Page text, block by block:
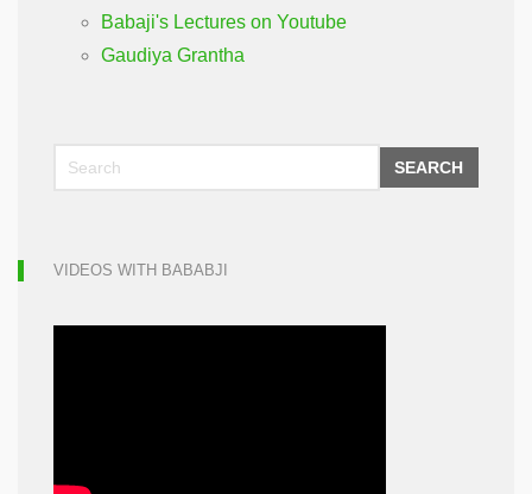
Babaji's Lectures on Youtube
Gaudiya Grantha
SEARCH
VIDEOS WITH BABABJI